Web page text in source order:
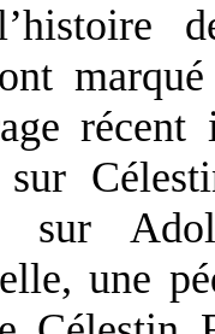
sur
sur
une